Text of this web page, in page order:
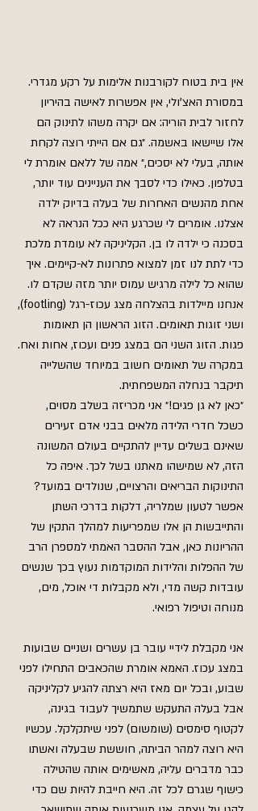
אין בית בטוח לקורבנות אלימות על רקע מגדרי.
במסורת האצ'ולי, אין אפשרות לאישה בהיריון
לחזור לבית הוריה: אם יקרה משהו לתינוק הם
אלו שיישאו באשמה. ״גם אם הייתי רוצה לקחת
אותה, בעלי לא יסכים,״ אמה של ללאם אומרת לי
בטלפון. כאילו כדי לסבך את העניינים עוד יותר,
אחת מהנשים האחרות של בעלה בדיוק ילדה
אצלנו. אומרים לי שכרגע היא ככל הנראה לא
בסכנה כי ילדה לו בן. הקליניקה לא עומדת מלכת
כדי לתת לנו זמן למצוא פתרונות לא-קיימים. איך
שהוא כל לילה מרגיש עמוס יותר מזה שקדם לו.
אנחנו מיילדות בהצלחה מצג עכוז-רגל (footling),
ושני זוגות תאומים. הזוג הראשון הן תאומות
פגות. הזוג השני הם במצג פנים ועכוז, אחות ואח.
במקרה של תאומים חשוב במיוחד שהשלייה
תיקבר בנחלה המשפחתית.
״כאן לא גן פגים!״ אני מכריזה בשלב מסוים,
כשכל חדרי הלידה מלאים בבני אדם זעירים
שאינם בשלים עדיין להתקיים בעולם המשונה
הזה, לא שמישהו מאתנו בשל לכך. איפה כל
התינוקות הבריאים והרצויים, שנולדים במועד?
אפשר לטעון שמלריה, דלקות בדרכי השתן
והתייבשות הן אלו שמפריעות למהלך התקין של
ההריונות כאן, אבל ההסבר האמתי למספרן הרב
של ההפלות והלידות המוקדמות נעוץ בכך שנשים
עובדות קשה מדי, ולא מקבלות די אוכל, מים,
מנוחה וטיפול רפואי.
אני מקבלת לידיי עובר בן עשרים ושניים שבועות
במצג עכוז. האמא אומרת שהכאבים התחילו לפני
שבוע, ובכל יום מאז היא רצתה להגיע לקליניקה
אבל בעלה התעקש שתמשיך לעבוד בגינה,
לקטוף סימסים (שומשום) לפני שיתקלקל. עכשיו
היא רוצה למהר הביתה, חוששת שבעלה ואשתו
כבר מדברים עליה, מאשימים אותה שהטילה
כישוף שגרם לכל זה. היא חייבת להיות שם כדי